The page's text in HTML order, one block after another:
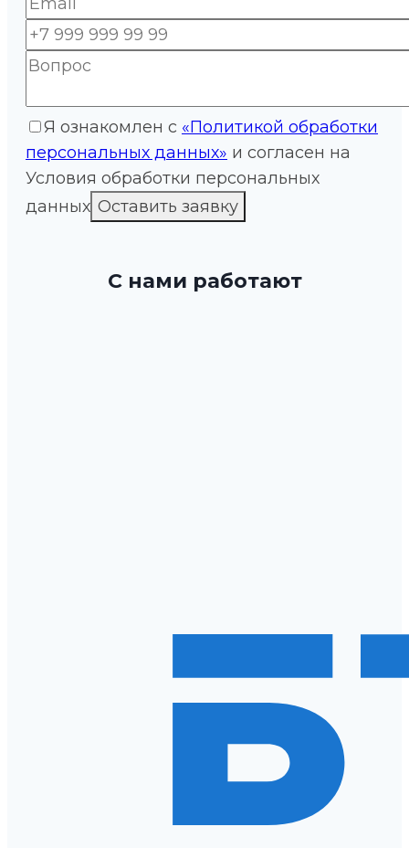
Я ознакомлен с «Политикой обработки
персональных данных» и согласен на
Условия обработки персональных
данных
С нами работают